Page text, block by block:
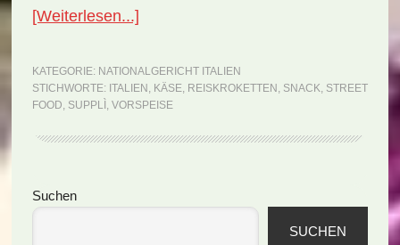
[Weiterlesen...]ÜberNationalgericht
Supplì
(Rezept)
KATEGORIE: NATIONALGERICHT ITALIEN
STICHWORTE: ITALIEN , KÄSE, REISKROKETTEN , SNACK, STREET
FOOD, SUPPLÌ , VORSPEISE
Seitenspalte
Suchen
SUCHEN